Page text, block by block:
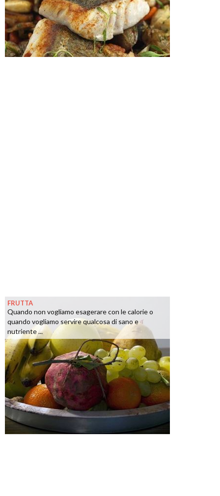
FRUTTA
Quando non vogliamo esagerare con le calorie o
quando vogliamo servire qualcosa di sano e
nutriente ...